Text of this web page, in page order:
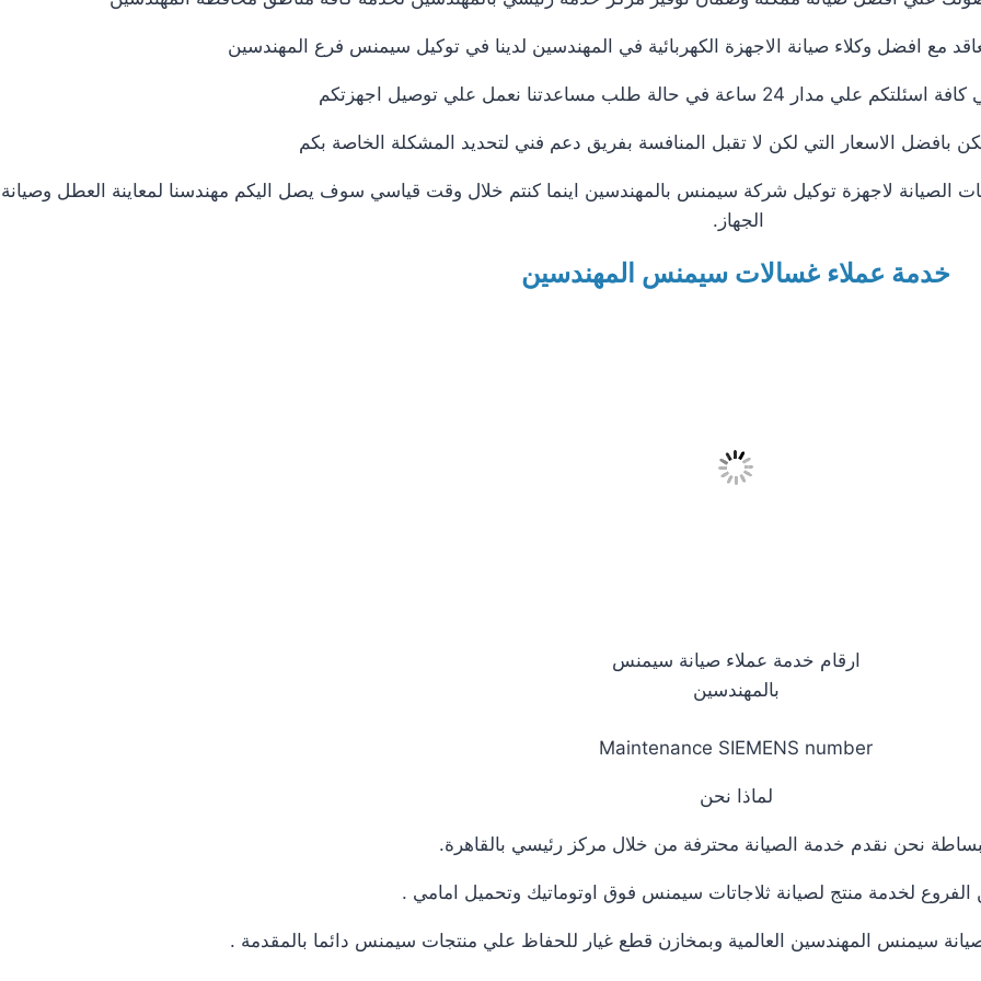
مع افضل وكلاء صيانة الاجهزة الكهربائية في المهندسين لدينا في توكيل سيمنس فرع المهندسين
في حالة طلب مساعدتنا نعمل علي توصيل اجهزتكم
بافضل الاسعار التي لكن لا تقبل المنافسة بفريق دعم فني لتحديد المشكلة الخاصة بكم
لاجهزة توكيل شركة سيمنس بالمهندسين اينما كنتم خلال وقت قياسي سوف يصل اليكم مهندسنا لمعاينة العطل وصيانة
الجهاز.
خدمة عملاء غسالات سيمنس المهندسين
ارقام خدمة عملاء صيانة سيمنس
بالمهندسين
Maintenance SIEMENS number
لماذا نحن
نحن نقدم خدمة الصيانة محترفة من خلال مركز رئيسي بالقاهرة.
لخدمة منتج لصيانة ثلاجاتات سيمنس فوق اوتوماتيك وتحميل امامي .
سيمنس المهندسين العالمية وبمخازن قطع غيار للحفاظ علي منتجات سيمنس دائما بالمقدمة .